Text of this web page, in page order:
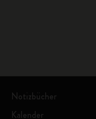
Notizbücher
Kalender